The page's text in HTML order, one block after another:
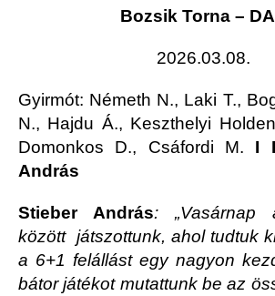
Bozsik Torna –
2026.03.08.
Gyirmót: Németh N., Laki T.,
N., Hajdu Á., Keszthelyi
Domonkos D., Csáfordi M. I
András
Stieber András: „Vasárnap
között játszottunk, ahol tudtuk
a 6+1 felállást egy nagyon
bátor játékot mutattunk be az